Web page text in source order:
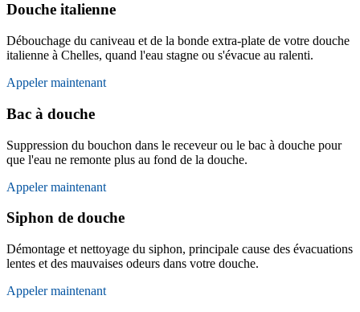
Douche italienne
Débouchage du caniveau et de la bonde extra-plate de votre douche
italienne à Chelles, quand l'eau stagne ou s'évacue au ralenti.
Appeler maintenant
Bac à douche
Suppression du bouchon dans le receveur ou le bac à douche pour
que l'eau ne remonte plus au fond de la douche.
Appeler maintenant
Siphon de douche
Démontage et nettoyage du siphon, principale cause des évacuations
lentes et des mauvaises odeurs dans votre douche.
Appeler maintenant